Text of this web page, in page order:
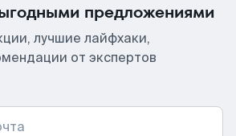
предложениями
лучшие лайфхаки,
от экспертов